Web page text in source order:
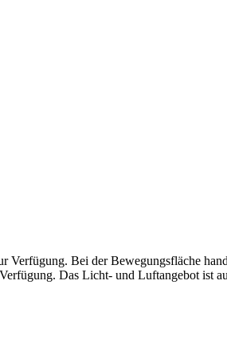
Bei der Bewegungsfläche
Das Licht- und Luftangebot